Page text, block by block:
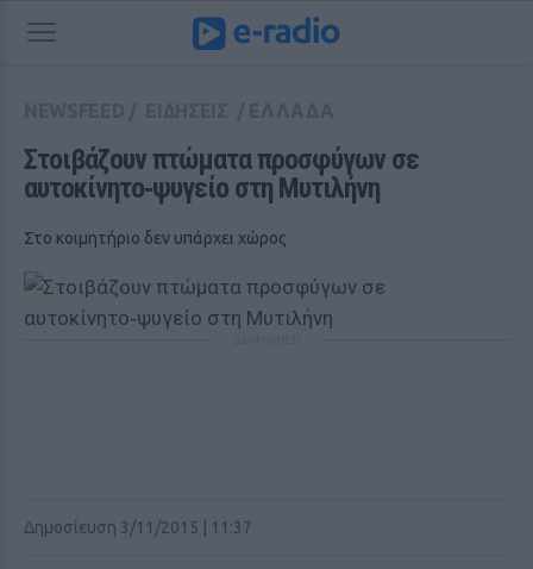
Στοιβάζουν πτώματα προσφύγων σε
αυτοκίνητο‑ψυγείο στη Μυτιλήνη
Στο κοιμητήριο δεν υπάρχει χώρος
Δημοσίευση 3/11/2015 | 11:37